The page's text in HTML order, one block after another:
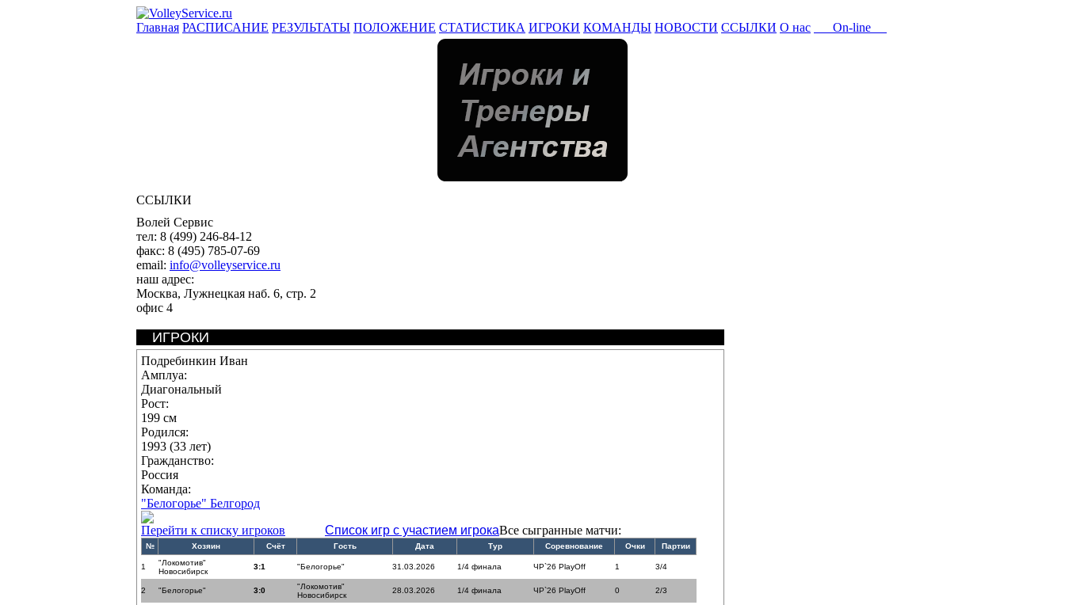
Главная РАСПИСАНИЕ РЕЗУЛЬТАТЫ ПОЛОЖЕНИЕ СТАТИСТИКА ИГРОКИ КОМАНДЫ НОВОСТИ ССЫЛКИ О нас On-line
ССЫЛКИ
Волей Сервис
тел: 8 (499) 246-84-12
факс: 8 (495) 785-07-69
email: info@volleyservice.ru
наш адрес:
Москва, Лужнецкая наб. 6, стр. 2
офис 4
ИГРОКИ
Подребинкин Иван
Амплуа:
Диагональный
Рост:
199 см
Родился:
1993 (33 лет)
Гражданство:
Россия
Команда:
"Белогорье" Белгород
Перейти к списку игроков
Список игр с участием игрокаВсе сыгранные матчи:
№ Хозяин Счёт Гость Дата Тур Соревнование Очки Партии
1
"Локомотив"
Новосибирск
3:1 "Белогорье" 31.03.2026 1/4 финала ЧР`26 PlayOff 1 3/4
2 "Белогорье" 3:0
"Локомотив"
Новосибирск
28.03.2026 1/4 финала ЧР`26 PlayOff 0 2/3